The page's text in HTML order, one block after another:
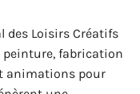
des Loisirs Créatifs
peinture, fabrication
animations pour